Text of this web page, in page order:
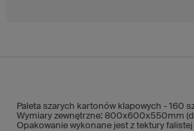
Paleta szarych kartonów klapowych - 160
Wymiary zewnętrzne: 800x600x550mm
Opakowanie wykonane jest z tektury